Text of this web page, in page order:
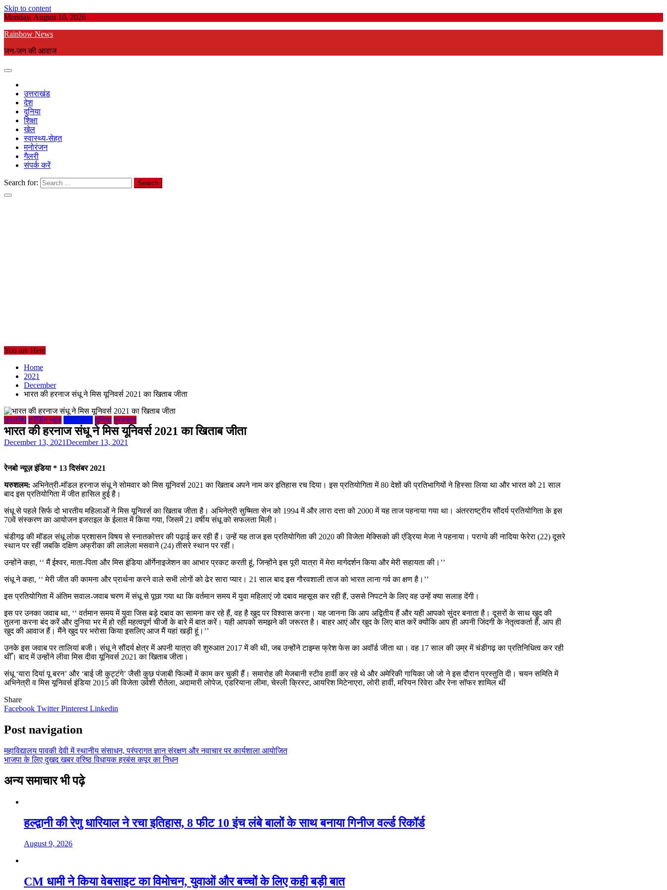
Skip to content
Monday, August 10, 2026
Rainbow News
जन-जन की आवाज
उत्तराखंड
देश
दुनिया
शिक्षा
खेल
स्वास्थ्य-सेहत
मनोरंजन
गैलरी
संपर्क करें
Search for:
You are Here
Home
2021
December
भारत की हरनाज संधू ने मिस यूनिवर्स 2021 का खिताब जीता
उपलब्धि ट्रेंडिंग न्यूज़ ताजा खबर दुनिया पुरस्कार
भारत की हरनाज संधू ने मिस यूनिवर्स 2021 का खिताब जीता
December 13, 2021December 13, 2021
रेनबो न्यूज़ इंडिया * 13 दिसंबर 2021
यरुशलम: अभिनेत्री-मॉडल हरनाज संधू ने सोमवार को मिस यूनिवर्स 2021 का खिताब अपने नाम कर इतिहास रच दिया। इस प्रतियोगिता में 80 देशों की प्रतिभागियों ने हिस्सा लिया था और भारत को 21 साल
बाद इस प्रतियोगिता में जीत हासिल हुई है।
संधू से पहले सिर्फ दो भारतीय महिलाओं ने मिस यूनिवर्स का खिताब जीता है। अभिनेत्री सुष्मिता सेन को 1994 में और लारा दत्ता को 2000 में यह ताज पहनाया गया था। अंतरराष्ट्रीय सौंदर्य प्रतियोगिता के इस
70वें संस्करण का आयोजन इजराइल के ईलात में किया गया, जिसमें 21 वर्षीय संधू को सफलता मिली।
चंडीगढ़ की मॉडल संधू लोक प्रशासन विषय से स्नातकोत्तर की पढ़ाई कर रही हैं। उन्हें यह ताज इस प्रतियोगिता की 2020 की विजेता मेक्सिको की एंड्रिया मेजा ने पहनाया। पराग्वे की नादिया फेरेरा (22) दूसरे
स्थान पर रहीं जबकि दक्षिण अफ्रीका की लालेला मसवाने (24) तीसरे स्थान पर रहीं।
उन्होंने कहा, ‘‘ मैं ईश्वर, माता-पिता और मिस इंडिया ऑर्गेनाइजेशन का आभार प्रकट करती हूं, जिन्होंने इस पूरी यात्रा में मेरा मार्गदर्शन किया और मेरी सहायता की।’’
संधू ने कहा, ‘‘ मेरी जीत की कामना और प्रार्थना करने वाले सभी लोगों को ढेर सारा प्यार। 21 साल बाद इस गौरवशाली ताज को भारत लाना गर्व का क्षण है।’’
इस प्रतियोगिता में अंतिम सवाल-जवाब चरण में संधू से पूछा गया था कि वर्तमान समय में युवा महिलाएं जो दबाव महसूस कर रही हैं, उससे निपटने के लिए वह उन्हें क्या सलाह देंगी।
इस पर उनका जवाब था, ‘‘ वर्तमान समय में युवा जिस बड़े दबाव का सामना कर रहे हैं, वह है खुद पर विश्वास करना। यह जानना कि आप अद्वितीय हैं और यही आपको सुंदर बनाता है। दूसरों के साथ खुद की
तुलना करना बंद करें और दुनिया भर में हो रही महत्वपूर्ण चीजों के बारे में बात करें। यही आपको समझने की जरूरत है। बाहर आएं और खुद के लिए बात करें क्योंकि आप ही अपनी जिंदगी के नेतृत्वकर्ता हैं, आप ही
खुद की आवाज हैं। मैंने खुद पर भरोसा किया इसलिए आज मैं यहां खड़ी हूं।’’
उनके इस जवाब पर तालियां बजी। संधू ने सौंदर्य क्षेत्र में अपनी यात्रा की शुरुआत 2017 में की थी, जब उन्होंने टाइम्स फ्रेश फेस का अवॉर्ड जीता था। वह 17 साल की उम्र में चंडीगढ़ का प्रतिनिधित्व कर रही
थीँ। बाद में उन्होंने लीवा मिस दीवा यूनिवर्स 2021 का खिताब जीता।
संधू ‘यारा दियां पू बरन’ और ‘बाई जी कुट्टंगे’ जैसी कुछ पंजाबी फिल्मों में काम कर चुकी हैं। समारोह की मेजबानी स्टीव हार्वी कर रहे थे और अमेरिकी गायिका जो जो ने इस दौरान प्रस्तुति दी। चयन समिति में
अभिनेत्री व मिस यूनिवर्स इंडिया 2015 की विजेता उर्वशी रौतेला, अदामारी लोपेज, एडरियाना लीमा, चेस्ली क्रिस्ट, आयरिश मिटेनाएरा, लोरी हार्वी, मरियन रिवेरा और रेना सॉफर शामिल थीं
Share
Facebook TwitterPinterest Linkedin
Post navigation
महाविद्यालय पावकी देवी में स्थानीय संसाधन, परंपरागत ज्ञान संरक्षण और नवाचार पर कार्यशाला आयोजित
भाजपा के लिए दुखद खबर वरिष्ठ विधायक हरबंस कपूर का निधन
अन्य समाचार भी पढ़े
हल्द्वानी की रेणु धारियाल ने रचा इतिहास, 8 फीट 10 इंच लंबे बालों के साथ बनाया गिनीज वर्ल्ड रिकॉर्ड
August 9, 2026
CM धामी ने किया वेबसाइट का विमोचन, युवाओं और बच्चों के लिए कही बड़ी बात